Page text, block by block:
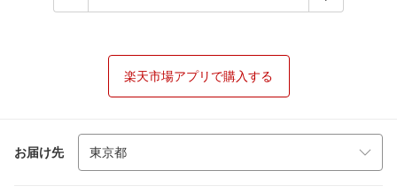
楽天市場アプリで購入する
お届け先